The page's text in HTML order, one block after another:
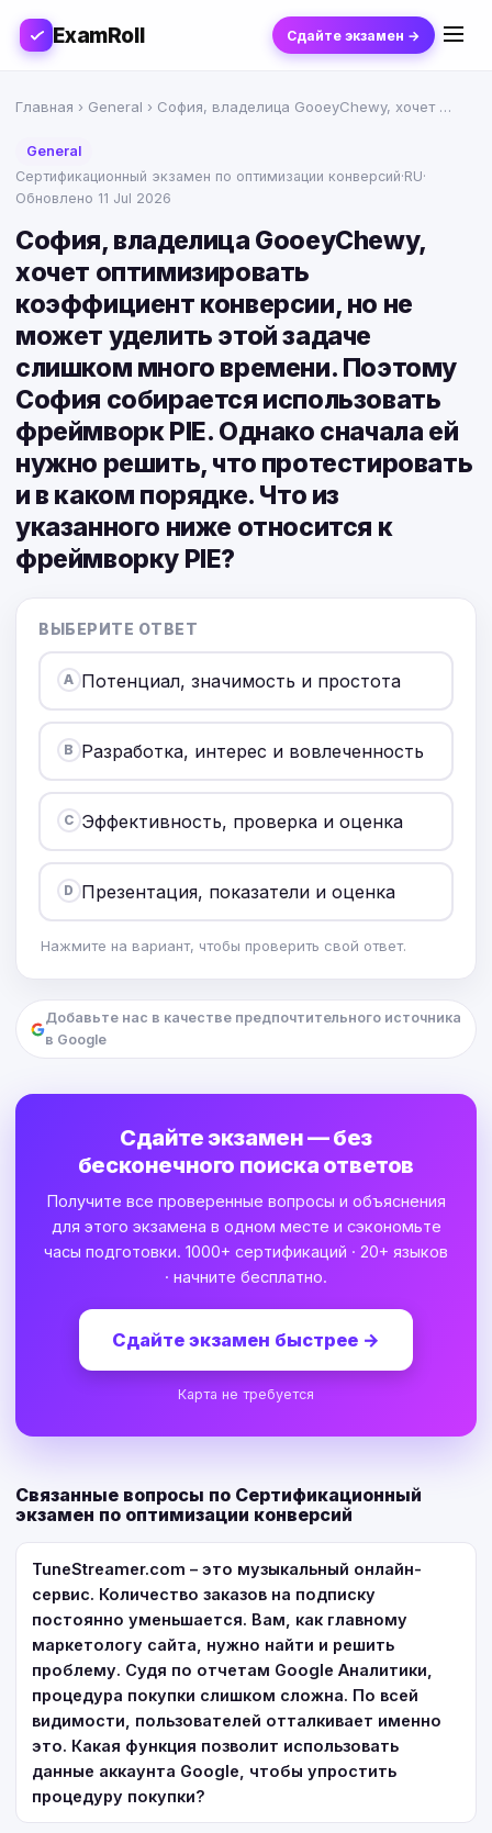
ExamRoll Сдайте экзамен →
Главная › General › София, владелица GooeyChewy, хочет …
General
Сертификационный экзамен по оптимизации конверсий·RU·
Обновлено 11 Jul 2026
София, владелица GooeyChewy,
хочет оптимизировать
коэффициент конверсии, но не
может уделить этой задаче
слишком много времени. Поэтому
София собирается использовать
фреймворк PIE. Однако сначала ей
нужно решить, что протестировать
и в каком порядке. Что из
указанного ниже относится к
фреймворку PIE?
ВЫБЕРИТЕ ОТВЕТ
A Потенциал, значимость и простота
B Разработка, интерес и вовлеченность
C Эффективность, проверка и оценка
D Презентация, показатели и оценка
Нажмите на вариант, чтобы проверить свой ответ.
Добавьте нас в качестве предпочтительного источника
в Google
Сдайте экзамен — без
бесконечного поиска ответов
Получите все проверенные вопросы и объяснения
для этого экзамена в одном месте и сэкономьте
часы подготовки. 1000+ сертификаций · 20+ языков
· начните бесплатно.
Сдайте экзамен быстрее →
Карта не требуется
Связанные вопросы по Сертификационный
экзамен по оптимизации конверсий
TuneStreamer.com – это музыкальный онлайн-
сервис. Количество заказов на подписку
постоянно уменьшается. Вам, как главному
маркетологу сайта, нужно найти и решить
проблему. Судя по отчетам Google Аналитики,
процедура покупки слишком сложна. По всей
видимости, пользователей отталкивает именно
это. Какая функция позволит использовать
данные аккаунта Google, чтобы упростить
процедуру покупки?